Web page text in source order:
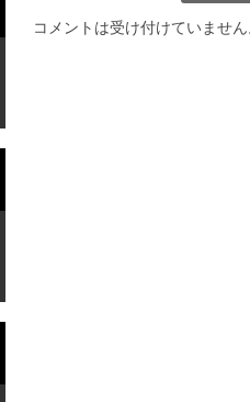
コメントは受け付けていませ